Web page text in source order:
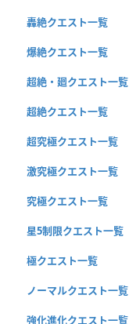
轟絶クエスト一覧
爆絶クエスト一覧
超絶・廻クエスト一覧
超絶クエスト一覧
超究極クエスト一覧
激究極クエスト一覧
究極クエスト一覧
星5制限クエスト一覧
極クエスト一覧
ノーマルクエスト一覧
強化進化クエスト一覧